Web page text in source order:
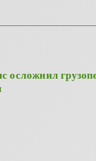
осложнил